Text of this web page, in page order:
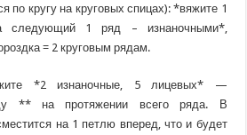
по кругу на круговых спицах): *вяжите 1
следующий 1 ряд – изнаночными*,
= 2 круговым рядам.
*2 изнаночные, 5 лицевых* —
** на протяжении всего ряда. В
на 1 петлю вперед, что и будет